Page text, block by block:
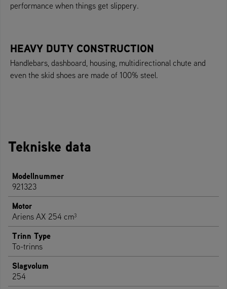
performance when things get slippery.
HEAVY DUTY CONSTRUCTION
Handlebars, dashboard, housing, multidirectional chute and
even the skid shoes are made of 100% steel.
Tekniske data
Modellnummer
921323
Motor
Ariens AX 254 cm³
Trinn Type
To-trinns
Slagvolum
254